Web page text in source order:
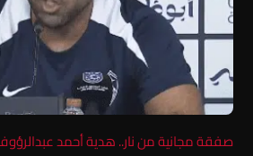
صفقة مجانية من نار.. هدية أحمد